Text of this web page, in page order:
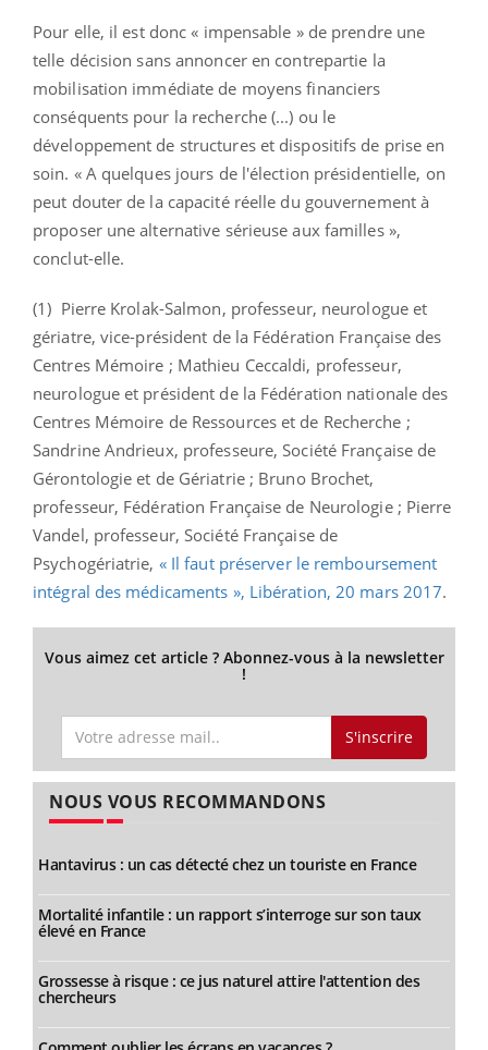
Pour elle, il est donc « impensable » de prendre une
telle décision sans annoncer en contrepartie la
mobilisation immédiate de moyens financiers
conséquents pour la recherche (...) ou le
développement de structures et dispositifs de prise en
soin. « A quelques jours de l'élection présidentielle, on
peut douter de la capacité réelle du gouvernement à
proposer une alternative sérieuse aux familles »,
conclut-elle.
(1) Pierre Krolak-Salmon, professeur, neurologue et
gériatre, vice-président de la Fédération Française des
Centres Mémoire ; Mathieu Ceccaldi, professeur,
neurologue et président de la Fédération nationale des
Centres Mémoire de Ressources et de Recherche ;
Sandrine Andrieux, professeure, Société Française de
Gérontologie et de Gériatrie ; Bruno Brochet,
professeur, Fédération Française de Neurologie ; Pierre
Vandel, professeur, Société Française de
Psychogériatrie, « Il faut préserver le remboursement
intégral des médicaments », Libération, 20 mars 2017.
Vous aimez cet article ? Abonnez-vous à la newsletter
!
S'inscrire
NOUS VOUS RECOMMANDONS
Hantavirus : un cas détecté chez un touriste en France
Mortalité infantile : un rapport s’interroge sur son taux
élevé en France
Grossesse à risque : ce jus naturel attire l'attention des
chercheurs